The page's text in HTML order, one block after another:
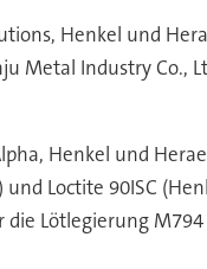
Henkel und
Metal Industry Co.,
Henkel und
Loctite 90ISC
Lötlegierung